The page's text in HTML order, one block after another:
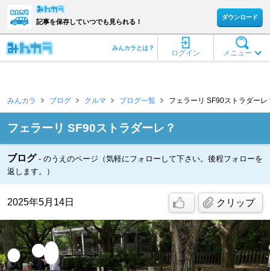
記事を保存していつでも見られる！
ダウンロード
メニュー
ログイン
みんカラとは？
みんカラ ブログ クルマ ブログ一覧 フェラーリ SF90ストラダーレ
フェラーリ SF90ストラダーレ？
ブログ
のうえのページ（気軽にフォローして下さい。後程フォローを
返します。）
2025年5月14日 クリップ